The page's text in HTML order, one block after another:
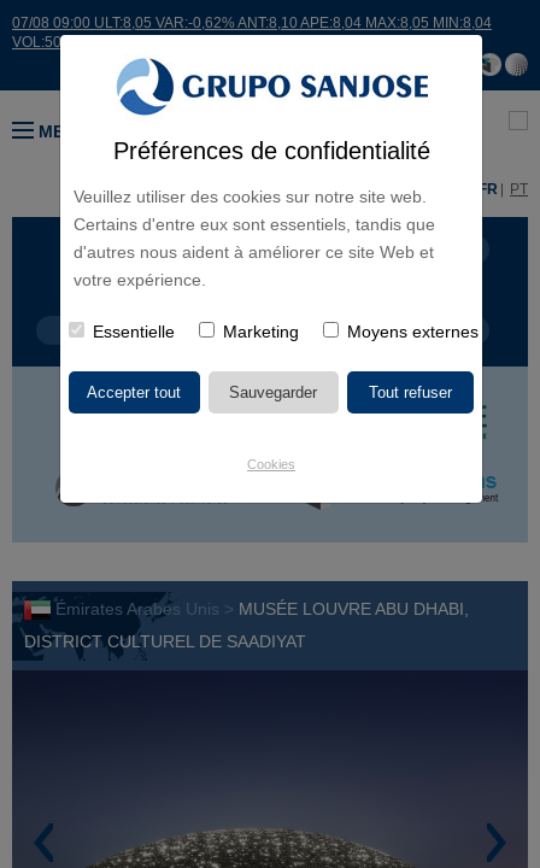
Préférences de confidentialité
Veuillez utiliser des cookies sur notre site web.
Certains d'entre eux sont essentiels, tandis que
d'autres nous aident à améliorer ce site Web et
votre expérience.
Essentielle Marketing Moyens externes
Cookies
07/08 09:00 ULT:8,05 VAR:-0,62% ANT:8,10 APE:8,04 MAX:8,05 MIN:8,04
VOL:507
MENU
ES FR PT
LIGNES D'ACTIVITÉ CONTINENTS
TYPE DE PROJET NOM DU PROJET
Émirates Arabes Unis > MUSÉE LOUVRE ABU DHABI,
DISTRICT CULTUREL DE SAADIYAT